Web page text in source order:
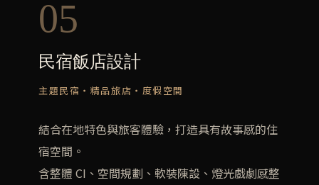
05
民宿飯店設計
主題民宿・精品旅店・度假空間
結合在地特色與旅客體驗，打造具有故事感的住
宿空間。
含整體 CI、空間規劃、軟裝陳設、燈光戲劇感整